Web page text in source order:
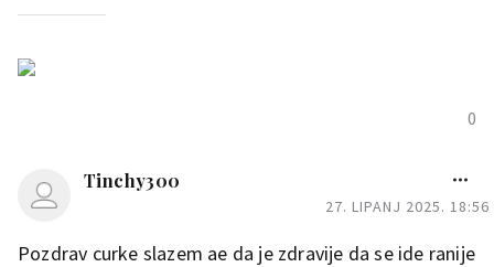
0
Tinchy300
27. LIPANJ 2025. 18:56
Pozdrav curke slazem ae da je zdravije da se ide ranije